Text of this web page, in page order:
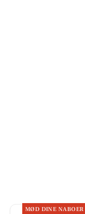
MØD DINE NABOER